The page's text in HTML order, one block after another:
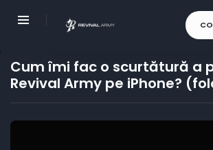
Cum îmi fac o scurtătură a
Revival Army pe iPhone?